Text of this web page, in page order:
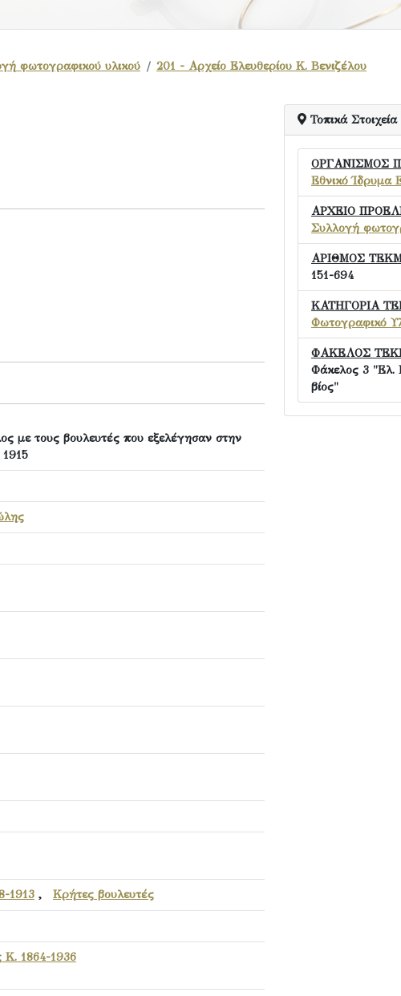
φωτογραφικού υλικού
201 - Αρχείο Ελευθερίου Κ. Βενιζέλου
με τους βουλευτές που εξελέγησαν στην
1913 , Κρήτες βουλευτές
Κ. 1864-1936
Τοπικά Στοιχεία
ΟΡΓΑΝΙΣΜΟΣ
Εθνικό Ίδρυμα
ΑΡΧΕΙΟ
Συλλογή
ΑΡΙΘΜΟΣ
151-694
ΚΑΤΗΓΟΡΙΑ
Φωτογραφικό
ΦΑΚΕΛΟΣ
Φάκελος 3 "Ελ.
βίος"